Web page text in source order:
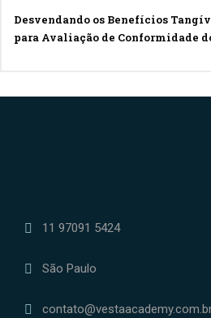
Desvendando os Benefícios
para Avaliação de Conformidade
11 97091 5424
São Paulo